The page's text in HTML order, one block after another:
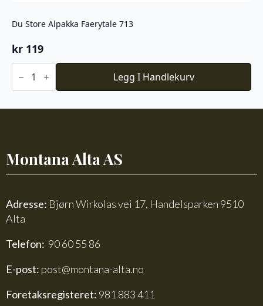
Du Store Alpakka Faerytale 713
kr 119
Du
Store
Faerytale
Legg I Handlekurv
Montana Alta AS
Adresse: Bjørn Wirkolas vei 17, Handelsparken 9510
Alta
Telefon: 90 60 55 86
E-post: post@montana-alta.no
Foretaksregisteret: 981 883 411